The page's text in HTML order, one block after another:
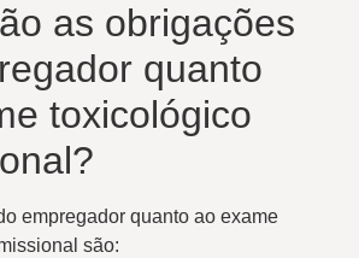
as obrigações
quanto
toxicológico
empregador quanto ao exame
são: